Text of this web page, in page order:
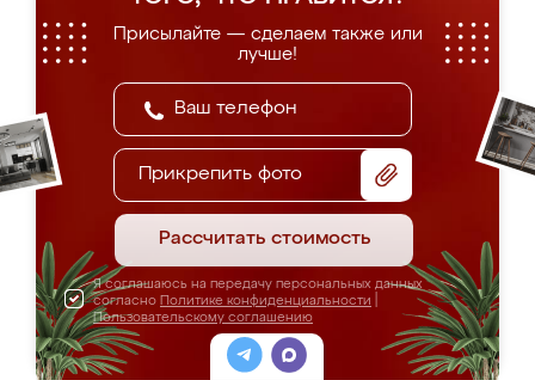
Присылайте — сделаем также или
лучше!
Прикрепить фото
Рассчитать стоимость
Я соглашаюсь на передачу персональных данных
согласно Политике конфиденциальности
Пользовательскому соглашению